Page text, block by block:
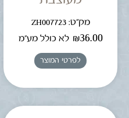
מק"ט: ZH007723
₪36.00 לא כולל מע"מ
לפרטי המוצר